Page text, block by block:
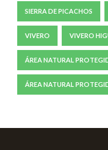
SIERRA DE PICACHOS
VIVERO VIVERO
ÁREA NATURAL
ÁREA NATURAL